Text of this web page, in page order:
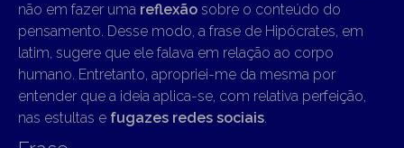
não em fazer uma reflexão sobre o conteúdo do
pensamento. Desse modo, a frase de Hipócrates, em
latim, sugere que ele falava em relação ao corpo
humano. Entretanto, apropriei-me da mesma por
entender que a ideia aplica-se, com relativa perfeição,
nas estultas e fugazes redes sociais.